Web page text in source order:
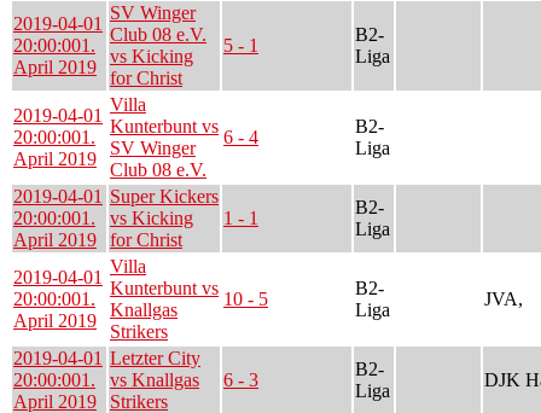
2019-04-01
20:00:001.
April 2019
SV Winger
Club 08 e.V.
vs Kicking
for Christ
5 - 1
B2-
Liga
2019-04-01
20:00:001.
April 2019
Villa
Kunterbunt vs
SV Winger
Club 08 e.V.
6 - 4
B2-
Liga
2019-04-01
20:00:001.
April 2019
Super Kickers
vs Kicking
for Christ
1 - 1
B2-
Liga
2019-04-01
20:00:001.
April 2019
Villa
Kunterbunt vs
Knallgas
Strikers
10 - 5
B2-
Liga
JVA,
2019-04-01
20:00:001.
April 2019
Letzter City
vs Knallgas
Strikers
6 - 3
B2-
Liga
DJK